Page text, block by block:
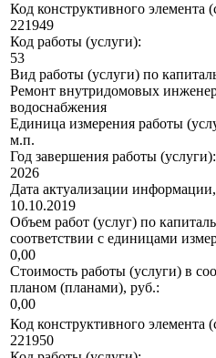
Код конструктивного элемента
221949
Код работы (услуги):
53
Вид работы (услуги) по
Ремонт внутридомовых
водоснабжения
Единица измерения работы
м.п.
Год завершения работы (услуги):
2026
Дата актуализации информации,
10.10.2019
Объем работ (услуг) по
соответствии с единицами
0,00
Стоимость работы (услуги) в
планом (планами), руб.:
0,00
Код конструктивного элемента
221950